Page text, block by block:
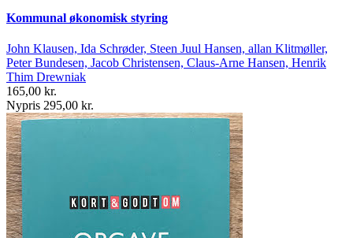
Kommunal økonomisk styring
John Klausen, Ida Schrøder, Steen Juul Hansen, allan Klitmøller,
Peter Bundesen, Jacob Christensen, Claus-Arne Hansen, Henrik
Thim Drewniak
165,00 kr.
Nypris 295,00 kr.